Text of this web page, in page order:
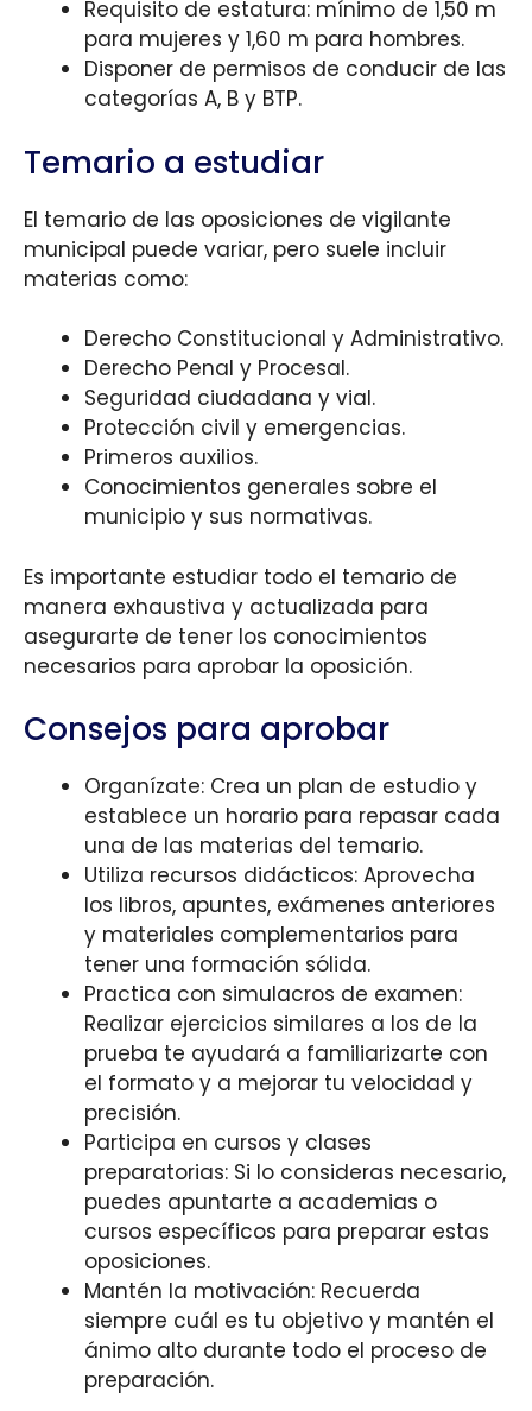
Requisito de estatura: mínimo de 1,50 m
para mujeres y 1,60 m para hombres.
Disponer de permisos de conducir de las
categorías A, B y BTP.
Temario a estudiar
El temario de las oposiciones de vigilante
municipal puede variar, pero suele incluir
materias como:
Derecho Constitucional y Administrativo.
Derecho Penal y Procesal.
Seguridad ciudadana y vial.
Protección civil y emergencias.
Primeros auxilios.
Conocimientos generales sobre el
municipio y sus normativas.
Es importante estudiar todo el temario de
manera exhaustiva y actualizada para
asegurarte de tener los conocimientos
necesarios para aprobar la oposición.
Consejos para aprobar
Organízate: Crea un plan de estudio y
establece un horario para repasar cada
una de las materias del temario.
Utiliza recursos didácticos: Aprovecha
los libros, apuntes, exámenes anteriores
y materiales complementarios para
tener una formación sólida.
Practica con simulacros de examen:
Realizar ejercicios similares a los de la
prueba te ayudará a familiarizarte con
el formato y a mejorar tu velocidad y
precisión.
Participa en cursos y clases
preparatorias: Si lo consideras necesario,
puedes apuntarte a academias o
cursos específicos para preparar estas
oposiciones.
Mantén la motivación: Recuerda
siempre cuál es tu objetivo y mantén el
ánimo alto durante todo el proceso de
preparación.